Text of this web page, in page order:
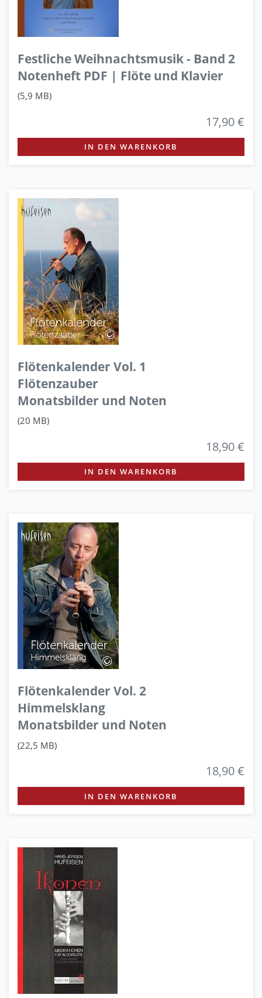
Festliche Weihnachtsmusik - Band 2
Notenheft PDF | Flöte und Klavier
(5,9 MB)
17,90 €
IN DEN WARENKORB
Flötenkalender Vol. 1
Flötenzauber
Monatsbilder und Noten
(20 MB)
18,90 €
IN DEN WARENKORB
Flötenkalender Vol. 2
Himmelsklang
Monatsbilder und Noten
(22,5 MB)
18,90 €
IN DEN WARENKORB